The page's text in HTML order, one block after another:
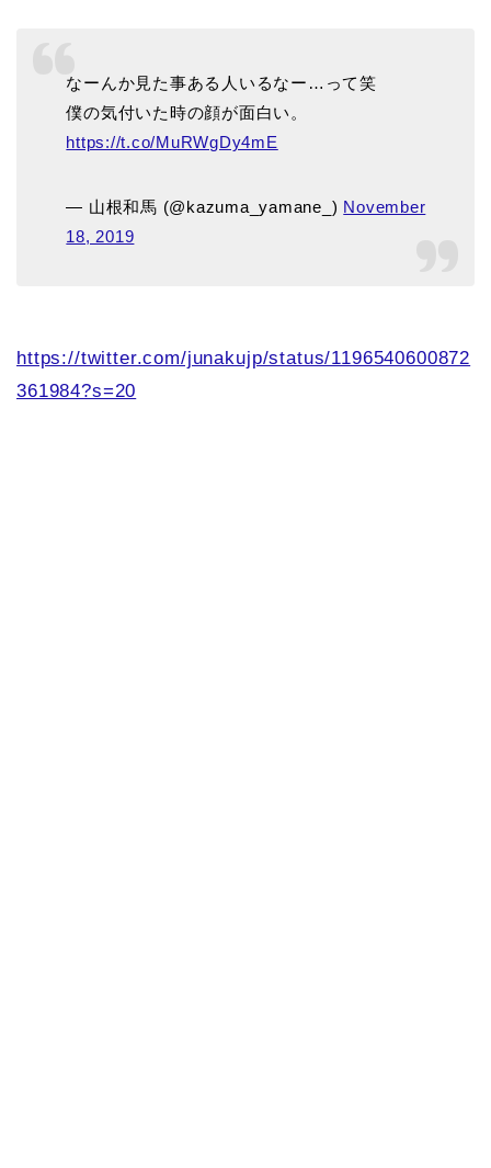
なーんか見た事ある人いるなー…って笑
僕の気付いた時の顔が面白い。
https://t.co/MuRWgDy4mE
— 山根和馬 (@kazuma_yamane_) November
18, 2019
https://twitter.com/junakujp/status/1196540600872
361984?s=20